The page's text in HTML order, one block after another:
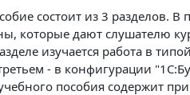
состоит из 3 разделов.
которые дают слушателю
изучается работа в
- в конфигурации
пособия содержит